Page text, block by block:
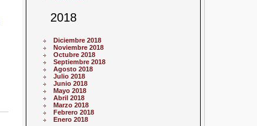
2018
Diciembre 2018
Noviembre 2018
Octubre 2018
Septiembre 2018
Agosto 2018
Julio 2018
Junio 2018
Mayo 2018
Abril 2018
Marzo 2018
Febrero 2018
Enero 2018